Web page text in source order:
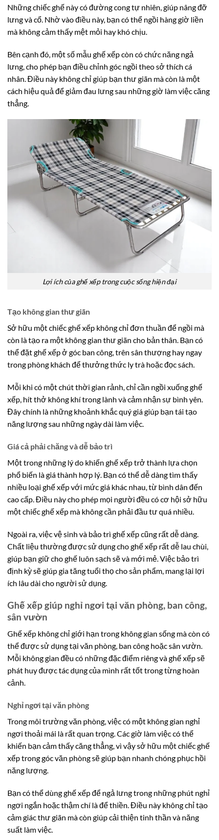
Những chiếc ghế này có đường cong tự nhiên, giúp nâng đỡ
lưng và cổ. Nhờ vào điều này, bạn có thể ngồi hàng giờ liền
mà không cảm thấy mệt mỏi hay khó chịu.
Bên cạnh đó, một số mẫu ghế xếp còn có chức năng ngả
lưng, cho phép bạn điều chỉnh góc ngồi theo sở thích cá
nhân. Điều này không chỉ giúp bạn thư giãn mà còn là một
cách hiệu quả để giảm đau lưng sau những giờ làm việc căng
thẳng.
Lợi ích của ghế xếp trong cuộc sống hiện đại
Tạo không gian thư giãn
Sở hữu một chiếc ghế xếp không chỉ đơn thuần để ngồi mà
còn là tạo ra một không gian thư giãn cho bản thân. Bạn có
thể đặt ghế xếp ở góc ban công, trên sân thượng hay ngay
trong phòng khách để thưởng thức ly trà hoặc đọc sách.
Mỗi khi có một chút thời gian rảnh, chỉ cần ngồi xuống ghế
xếp, hít thở không khí trong lành và cảm nhận sự bình yên.
Đây chính là những khoảnh khắc quý giá giúp bạn tái tạo
năng lượng sau những ngày dài làm việc.
Giá cả phải chăng và dễ bảo trì
Một trong những lý do khiến ghế xếp trở thành lựa chọn
phổ biến là giá thành hợp lý. Bạn có thể dễ dàng tìm thấy
nhiều loại ghế xếp với mức giá khác nhau, từ bình dân đến
cao cấp. Điều này cho phép mọi người đều có cơ hội sở hữu
một chiếc ghế xếp mà không cần phải đầu tư quá nhiều.
Ngoài ra, việc vệ sinh và bảo trì ghế xếp cũng rất dễ dàng.
Chất liệu thường được sử dụng cho ghế xếp rất dễ lau chùi,
giúp bạn giữ cho ghế luôn sạch sẽ và mới mẻ. Việc bảo trì
định kỳ sẽ giúp gia tăng tuổi thọ cho sản phẩm, mang lại lợi
ích lâu dài cho người sử dụng.
Ghế xếp giúp nghỉ ngơi tại văn phòng, ban công,
sân vườn
Ghế xếp không chỉ giới hạn trong không gian sống mà còn có
thể được sử dụng tại văn phòng, ban công hoặc sân vườn.
Mỗi không gian đều có những đặc điểm riêng và ghế xếp sẽ
phát huy được tác dụng của mình rất tốt trong từng hoàn
cảnh.
Nghỉ ngơi tại văn phòng
Trong môi trường văn phòng, việc có một không gian nghỉ
ngơi thoải mái là rất quan trọng. Các giờ làm việc có thể
khiến bạn cảm thấy căng thẳng, vì vậy sở hữu một chiếc ghế
xếp trong góc văn phòng sẽ giúp bạn nhanh chóng phục hồi
năng lượng.
Bạn có thể dùng ghế xếp để ngả lưng trong những phút nghỉ
ngơi ngắn hoặc thậm chí là để thiền. Điều này không chỉ tạo
cảm giác thư giãn mà còn giúp cải thiện tinh thần và năng
suất làm việc.